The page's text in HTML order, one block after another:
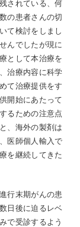
されている、何
の患者さんの切
て検討をしまし
んでしたが現に
として本治療を
治療内容に科学
て治療提供をす
開始にあたって
るための注意点
、海外の製剤は
医師個人輸入で
を継続してきた
行末期がんの患
日後に迫るレベ
で受診するよう